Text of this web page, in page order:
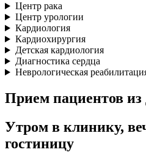
Центр рака
Центр урологии
Кардиология
Кардиохирургия
Детская кардиология
Диагностика сердца
Неврологическая
Прием пациентов из
Утром в клинику,
гостиницу